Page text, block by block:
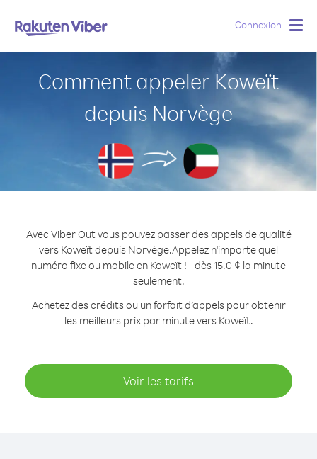
Connexion
Comment appeler Koweït
depuis Norvège
Avec Viber Out vous pouvez passer des appels de qualité
vers Koweït depuis Norvège.Appelez n'importe quel
numéro fixe ou mobile en Koweït ! - dès 15.0 ¢ la minute
seulement.
Achetez des crédits ou un forfait d’appels pour obtenir
les meilleurs prix par minute vers Koweït.
Voir les tarifs